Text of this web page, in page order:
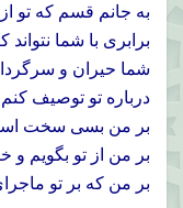
به جانم قسم كه تو
برابرى با شما
شما حيران و
درباره تو توصيف
بر من بسى سخت
بر من از تو بگويم
بر من كه بر تو